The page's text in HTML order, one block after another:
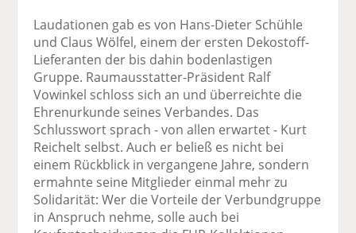
Laudationen gab es von Hans-Dieter Schühle
und Claus Wölfel, einem der ersten Dekostoff-
Lieferanten der bis dahin bodenlastigen
Gruppe. Raumausstatter-Präsident Ralf
Vowinkel schloss sich an und überreichte die
Ehrenurkunde seines Verbandes. Das
Schlusswort sprach - von allen erwartet - Kurt
Reichelt selbst. Auch er beließ es nicht bei
einem Rückblick in vergangene Jahre, sondern
ermahnte seine Mitglieder einmal mehr zu
Solidarität: Wer die Vorteile der Verbundgruppe
in Anspruch nehme, solle auch bei